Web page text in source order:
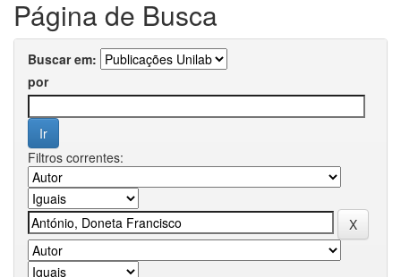
Página de Busca
Buscar em:
por
Filtros correntes: